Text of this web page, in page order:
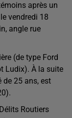
après un
vendredi 18
angle rue
(de type Ford
Ludix). À la suite
de 25 ans, est
Routiers